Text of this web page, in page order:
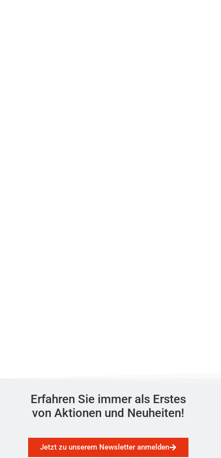
Erfahren Sie immer als Erstes
von Aktionen und Neuheiten!
Jetzt zu unserem Newsletter anmelden